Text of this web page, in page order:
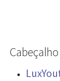
Cabeçalho